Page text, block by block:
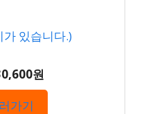
있습니다.)
원
가기